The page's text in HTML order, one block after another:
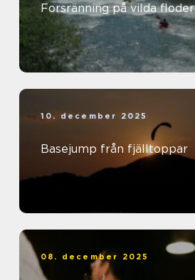
Forsränning på vilda floder
10. december 2025
Basejump från fjälltoppar
08. december 2025